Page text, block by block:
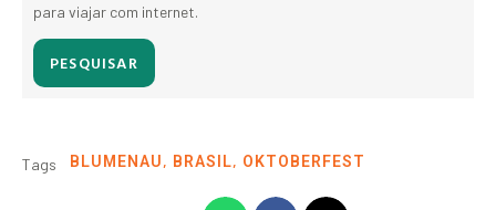
para viajar com internet.
PESQUISAR
Tags BLUMENAU, BRASIL, OKTOBERFEST